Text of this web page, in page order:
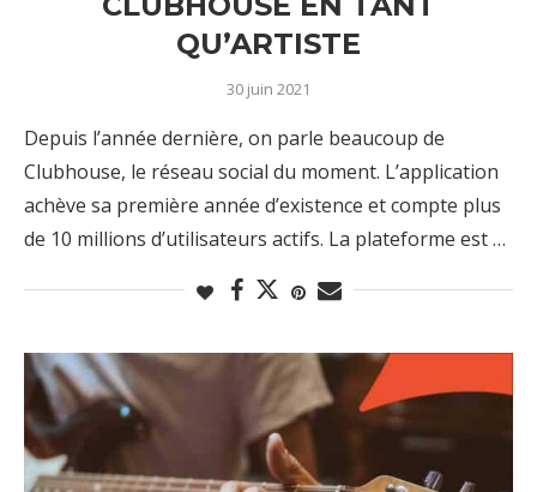
QU’ARTISTE
30 juin 2021
Depuis l’année dernière, on parle beaucoup de
Clubhouse, le réseau social du moment. L’application
achève sa première année d’existence et compte plus
de 10 millions d’utilisateurs actifs. La plateforme est …